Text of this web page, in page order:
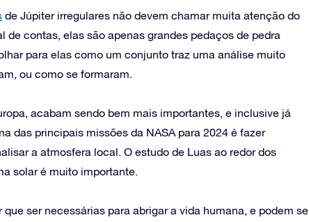
de Júpiter irregulares não devem chamar muita atenção do
contas, elas são apenas grandes pedaços de pedra
para elas como um conjunto traz uma análise muito
ou como se formaram.
acabam sendo bem mais importantes, e inclusive já
das principais missões da NASA para 2024 é fazer
a atmosfera local. O estudo de Luas ao redor dos
solar é muito importante.
ser necessárias para abrigar a vida humana, e podem se